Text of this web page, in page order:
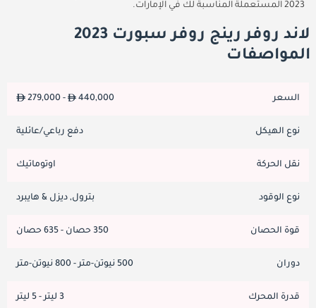
2023 المستعملة المناسبة لك في الإمارات.
لاند روفر رينج روفر سبورت 2023
المواصفات
السعر 279,000 - 440,000
نوع الهيكل دفع رباعي/عائلية
نقل الحركة اوتوماتيك
نوع الوقود بترول, ديزل & هايبرد
قوة الحصان 350 حصان - 635 حصان
دوران 500 نيوتن-متر - 800 نيوتن-متر
قدرة المحرك 3 ليتر - 5 ليتر